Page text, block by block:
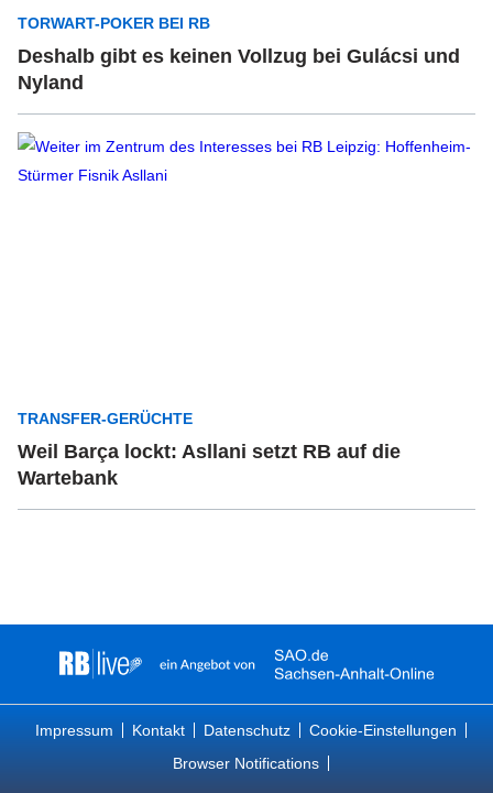
TORWART-POKER BEI RB
Deshalb gibt es keinen Vollzug bei Gulácsi und
Nyland
TRANSFER-GERÜCHTE
Weil Barça lockt: Asllani setzt RB auf die
Wartebank
Impressum Kontakt Datenschutz
Cookie-Einstellungen
Browser Notifications